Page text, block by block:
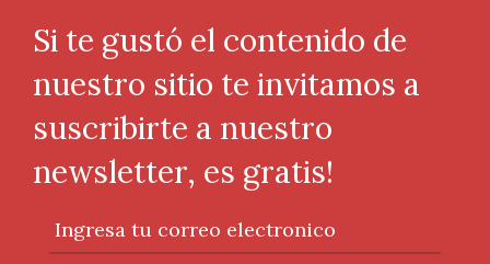
Si te gustó el contenido de
nuestro sitio te invitamos a
suscribirte a nuestro
newsletter, es gratis!
Ingresa tu correo electronico